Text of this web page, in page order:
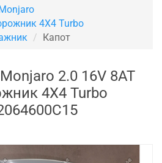
Monjaro
4X4 Turbo
Капот
2.0 16V 8AT
4X4 Turbo